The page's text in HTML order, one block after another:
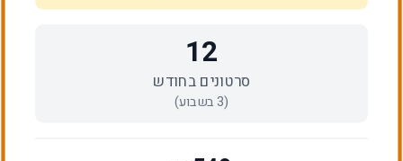
12
סרטונים בחודש
(
3בשבוע)